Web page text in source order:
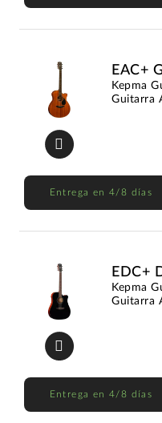
EAC+
Kepma
Guitarra
Entrega en 4/8 días
EDC+
Kepma
Guitarra
Entrega en 4/8 días